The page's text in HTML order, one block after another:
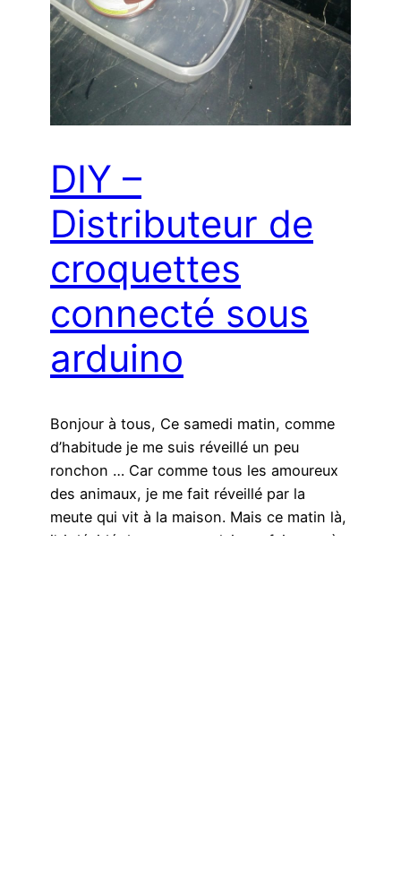
DIY –
Distributeur de
croquettes
connecté sous
arduino
Bonjour à tous, Ce samedi matin, comme
d’habitude je me suis réveillé un peu
ronchon … Car comme tous les amoureux
des animaux, je me fait réveillé par la
meute qui vit à la maison. Mais ce matin là,
j’ai décidé de ne pas me laisser faire, après